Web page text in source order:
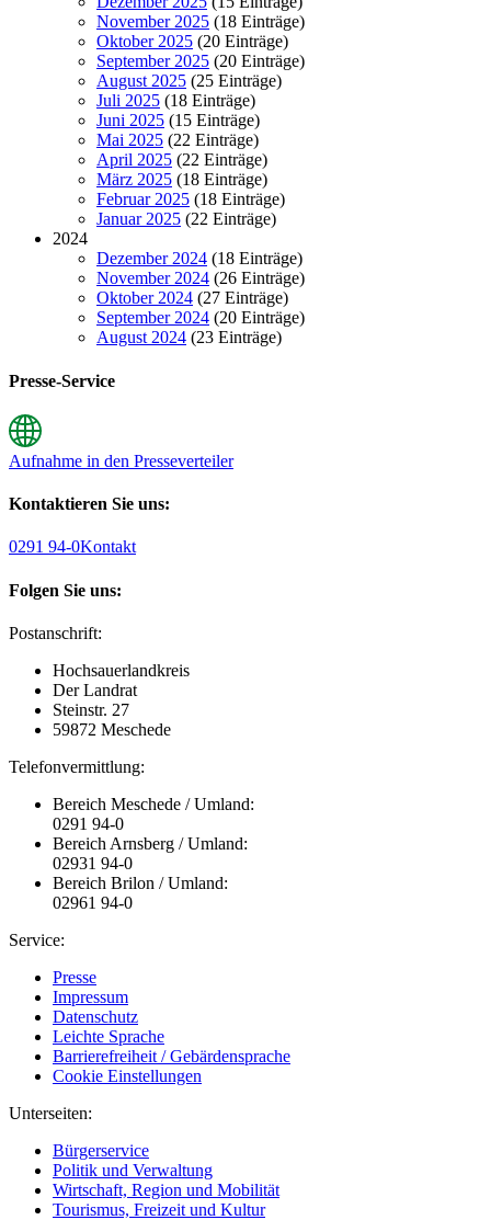
November 2025 (18 Einträge)
Oktober 2025 (20 Einträge)
September 2025 (20 Einträge)
August 2025 (25 Einträge)
Juli 2025 (18 Einträge)
Juni 2025 (15 Einträge)
Mai 2025 (22 Einträge)
April 2025 (22 Einträge)
März 2025 (18 Einträge)
Februar 2025 (18 Einträge)
Januar 2025 (22 Einträge)
2024
Dezember 2024 (18 Einträge)
November 2024 (26 Einträge)
Oktober 2024 (27 Einträge)
September 2024 (20 Einträge)
August 2024 (23 Einträge)
Presse-Service
Aufnahme in den Presseverteiler
Kontaktieren Sie uns:
0291 94-0Kontakt
Folgen Sie uns:
Postanschrift:
Hochsauerlandkreis
Der Landrat
Steinstr. 27
59872 Meschede
Telefonvermittlung:
Bereich Meschede / Umland:
0291 94-0
Bereich Arnsberg / Umland:
02931 94-0
Bereich Brilon / Umland:
02961 94-0
Service:
Presse
Impressum
Datenschutz
Leichte Sprache
Barrierefreiheit / Gebärdensprache
Cookie Einstellungen
Unterseiten:
Bürgerservice
Politik und Verwaltung
Wirtschaft, Region und Mobilität
Tourismus, Freizeit und Kultur